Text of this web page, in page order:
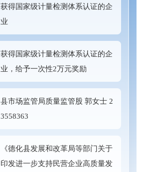
获得国家级计量检测体系认证的企
业
获得国家级计量检测体系认证的企
业，给予一次性2万元奖励
县市场监管局质量监管股 郭女士 2
3558363
《德化县发展和改革局等部门关于
印发进一步支持民营企业高质量发